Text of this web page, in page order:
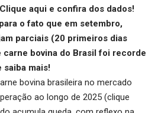
Clique aqui e confira dos dados!
o fato que em setembro,
parciais (20 primeiros dias
carne bovina do Brasil foi recorde
saiba mais!
bovina brasileira no mercado
ao longo de 2025 (clique